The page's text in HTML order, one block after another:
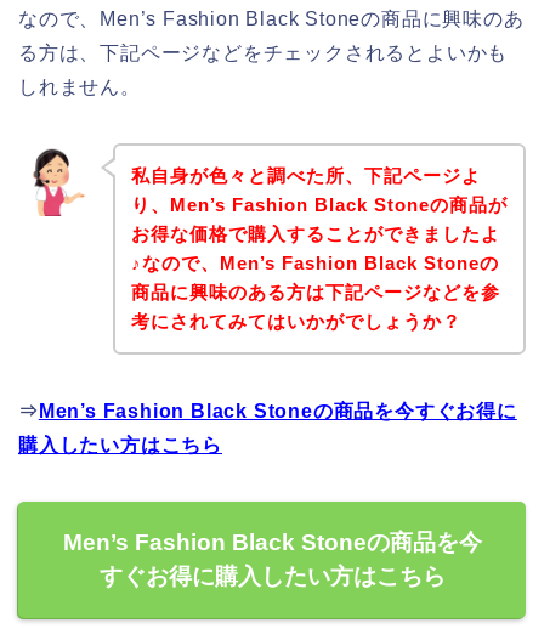
なので、Men’s Fashion Black Stoneの商品に興味のあ
る方は、下記ページなどをチェックされるとよいかも
しれません。
私自身が色々と調べた所、下記ページよ
り、Men’s Fashion Black Stoneの商品が
お得な価格で購入することができましたよ
♪なので、Men’s Fashion Black Stoneの
商品に興味のある方は下記ページなどを参
考にされてみてはいかがでしょうか？
⇒ Men’s Fashion Black Stoneの商品を今すぐお得に
購入したい方はこちら
Men’s Fashion Black Stoneの商品を今
すぐお得に購入したい方はこちら